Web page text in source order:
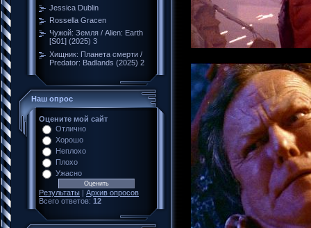
Jessica Dublin
Rossella Gracen
Чужой: Земля / Alien: Earth
[S01] (2025) 3
Хищник: Планета смерти /
Predator: Badlands (2025) 2
Наш опрос
Оцените мой сайт
Отлично
Хорошо
Неплохо
Плохо
Ужасно
Результаты | Архив опросов
Всего ответов: 12